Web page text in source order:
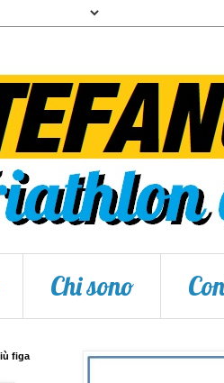
Chi sono
figa